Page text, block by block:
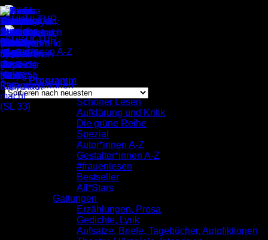
Zum
Inhalt
springen
Programm
komplett
Schöner Lesen
Aufklärung und Kritik
Die grüne Reihe
Spezial
Autor*innen A-Z
Gestalter*innen A-Z
#frauenlesen
Bestseller
All*Stars
Gattungen
Erzählungen, Prosa
Gedichte, Lyrik
Aufsätze, Briefe, Tagebücher, Autofiktionen
Autor*innen A-Z
Einzelnes Ergebnis wird angezeigt